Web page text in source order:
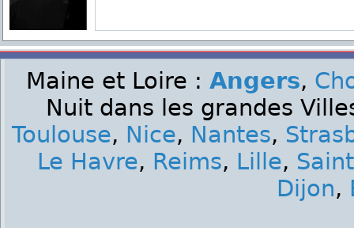
Maine et Loire : Angers,
Nuit dans les grandes
Toulouse, Nice, Nantes,
Le Havre, Reims, Lille,
Dijon,